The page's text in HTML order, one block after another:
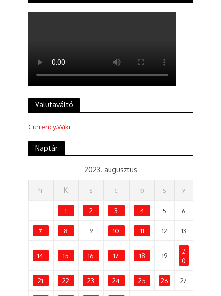
Valutaváltó
Currency.Wiki
Naptár
2023. augusztus
h K s c p s v
1 2 3 4 5 6
7 8 9 10 11 12 13
14 15 16 17 18 19
2
0
21 22 23 24 25 26 27